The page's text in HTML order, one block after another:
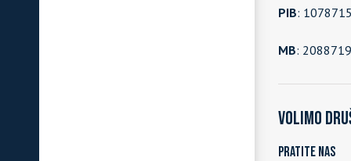
PIB:
MB:
Volimo
Pratite nas